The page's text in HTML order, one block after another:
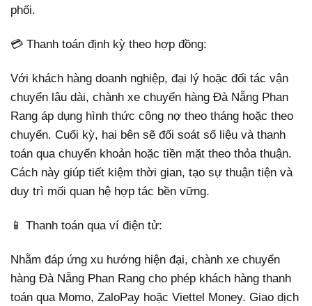
phối.
💳 Thanh toán định kỳ theo hợp đồng:
Với khách hàng doanh nghiệp, đại lý hoặc đối tác vận
chuyển lâu dài, chành xe chuyển hàng Đà Nẵng Phan
Rang áp dụng hình thức công nợ theo tháng hoặc theo
chuyến. Cuối kỳ, hai bên sẽ đối soát số liệu và thanh
toán qua chuyển khoản hoặc tiền mặt theo thỏa thuận.
Cách này giúp tiết kiệm thời gian, tạo sự thuận tiện và
duy trì mối quan hệ hợp tác bền vững.
📱 Thanh toán qua ví điện tử:
Nhằm đáp ứng xu hướng hiện đại, chành xe chuyển
hàng Đà Nẵng Phan Rang cho phép khách hàng thanh
toán qua Momo, ZaloPay hoặc Viettel Money. Giao dịch